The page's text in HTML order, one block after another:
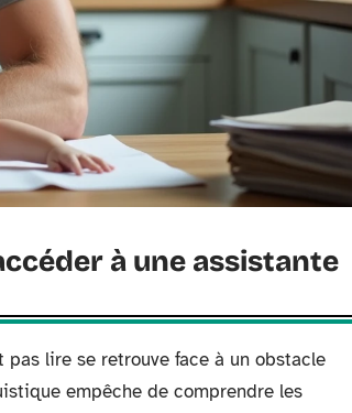
à une assistante
lire se retrouve face à un obstacle
empêche de comprendre les